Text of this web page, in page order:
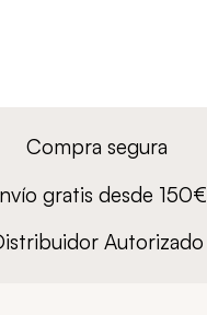
Compra segura
gratis desde 150€
Autorizado